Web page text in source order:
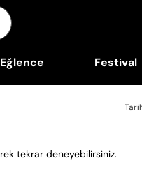
Festival
tekrar deneyebilirsiniz.